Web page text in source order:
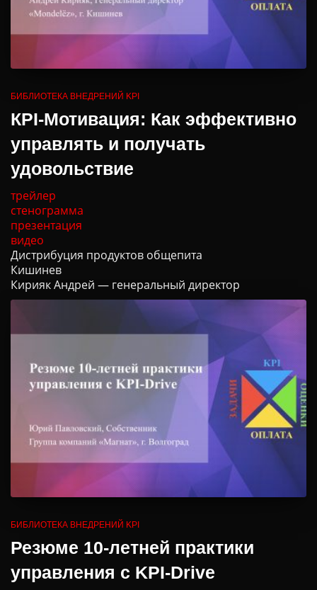
БИБЛИОТЕКА ВНЕДРЕНИЙ KPI
КPI-Мотивация: Как эффективно
управлять и получать
удовольствие
трейлер
стенограмма
презентация
видео
Дистрибуция продуктов общепита
Кишинев
Кирияк Андрей — генеральный директор
БИБЛИОТЕКА ВНЕДРЕНИЙ KPI
Резюме 10-летней практики
управления с KPI-Drive